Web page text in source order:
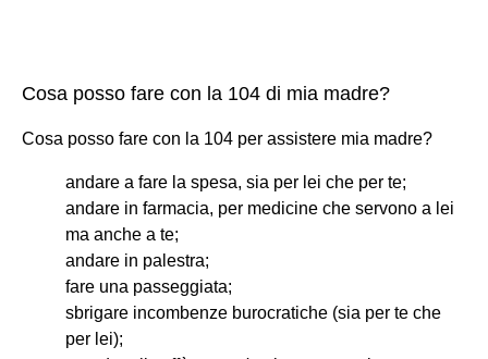
Cosa posso fare con la 104 di mia madre?
Cosa posso fare con la 104 per assistere mia madre?
andare a fare la spesa, sia per lei che per te;
andare in farmacia, per medicine che servono a lei
ma anche a te;
andare in palestra;
fare una passeggiata;
sbrigare incombenze burocratiche (sia per te che
per lei);